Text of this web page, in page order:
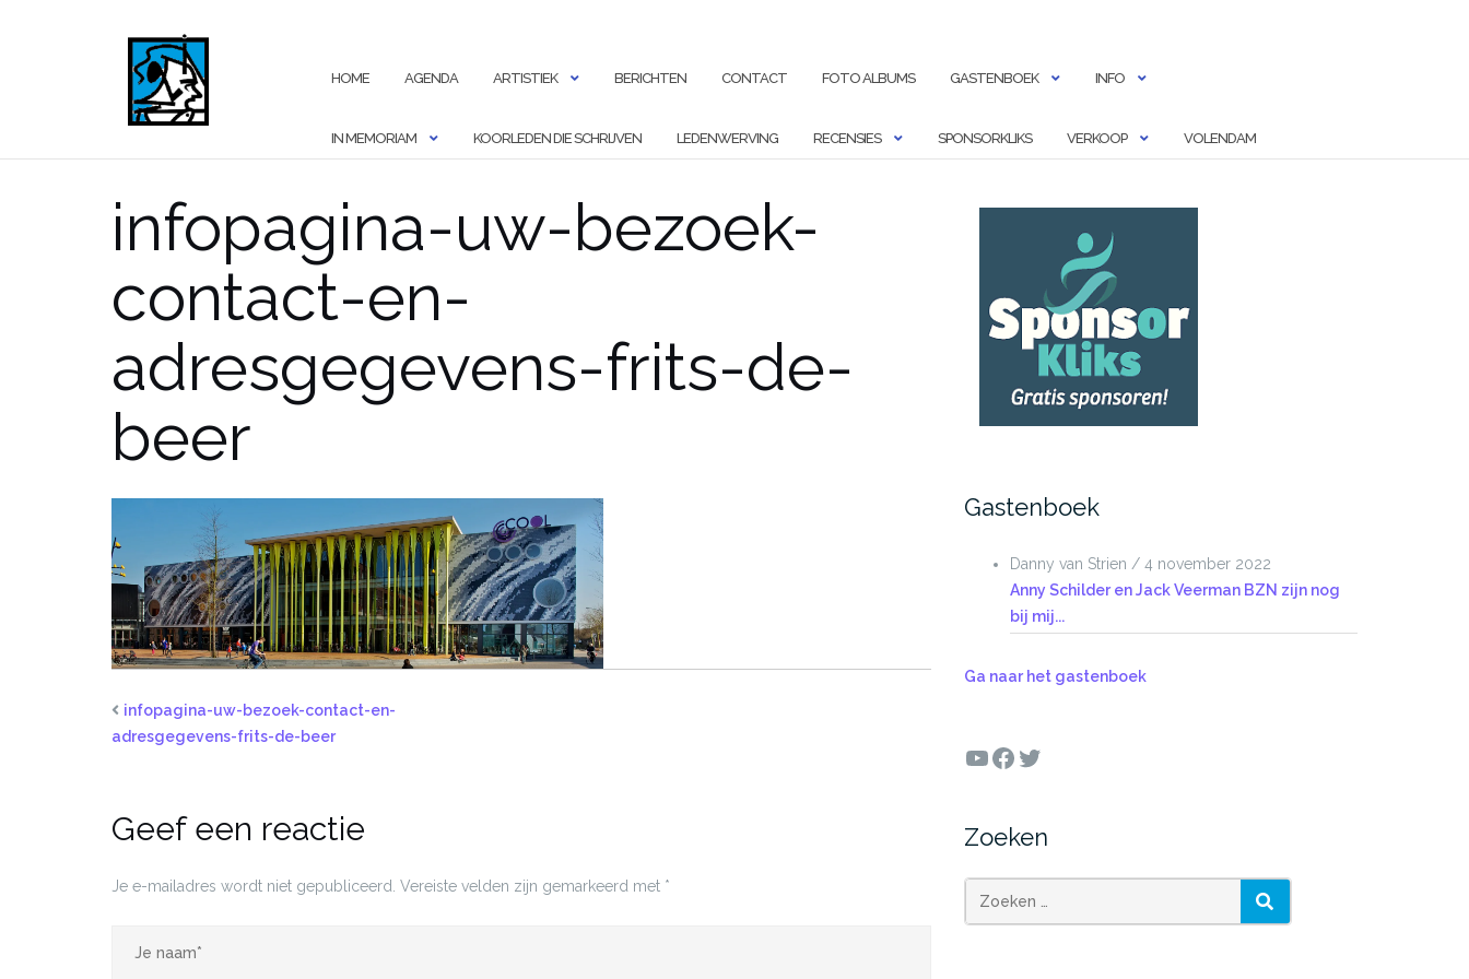
HOME AGENDA ARTISTIEK BERICHTEN CONTACT FOTO ALBUMS GASTENBOEK INFO
IN MEMORIAM KOORLEDEN DIE SCHRIJVEN LEDENWERVING RECENSIES SPONSORKLIKS VERKOOP VOLENDAM
infopagina-uw-bezoek-
contact-en-
adresgegevens-frits-de-
beer
infopagina-uw-bezoek-contact-en-
adresgegevens-frits-de-beer
Geef een reactie
Je e-mailadres wordt niet gepubliceerd. Vereiste velden zijn gemarkeerd met *
Gastenboek
Danny van Strien / 4 november 2022
Anny Schilder en Jack Veerman BZN zijn nog
bij mij...
Ga naar het gastenboek
YouTube
Facebook
Twitter
Zoeken
Zoeken ZOEKEN